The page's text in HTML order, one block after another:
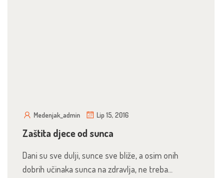
Medenjak_admin Lip 15, 2016
Zaštita djece od sunca
Dani su sve dulji, sunce sve bliže, a osim onih
dobrih učinaka sunca na zdravlja, ne treba...